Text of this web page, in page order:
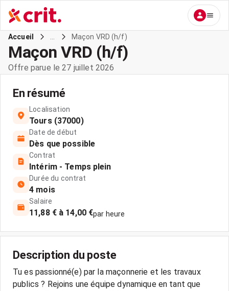
Accueil Maçon VRD (h/f)
Maçon VRD (h/f)
Offre parue le 27 juillet 2026
En résumé
Localisation
Tours (37000)
Date de début
Dès que possible
Contrat
Intérim - Temps plein
Durée du contrat
4 mois
Salaire
11,88 € à 14,00 €par heure
Description du poste
Tu es passionné(e) par la maçonnerie et les travaux
publics ? Rejoins une équipe dynamique en tant que